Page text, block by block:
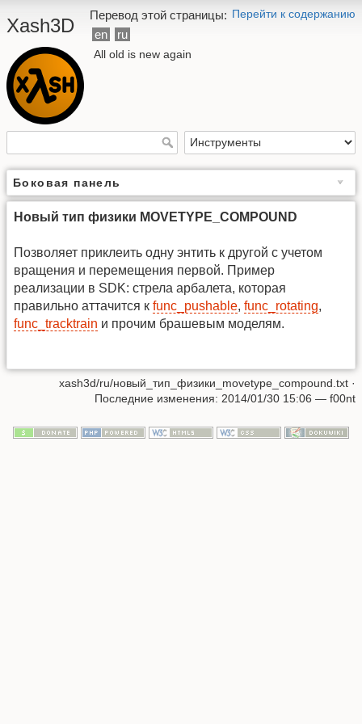
Перейти к содержанию
Перевод этой страницы:
en
ru
Xash3D
All old is new again
Боковая панель
Новый тип физики MOVETYPE_COMPOUND
Позволяет приклеить одну энтить к другой с учетом
вращения и перемещения первой. Пример
реализации в SDK: стрела арбалета, которая
правильно аттачится к func_pushable, func_rotating,
func_tracktrain и прочим брашевым моделям.
xash3d/ru/новый_тип_физики_movetype_compound.txt ·
Последние изменения: 2014/01/30 15:06 — f00nt